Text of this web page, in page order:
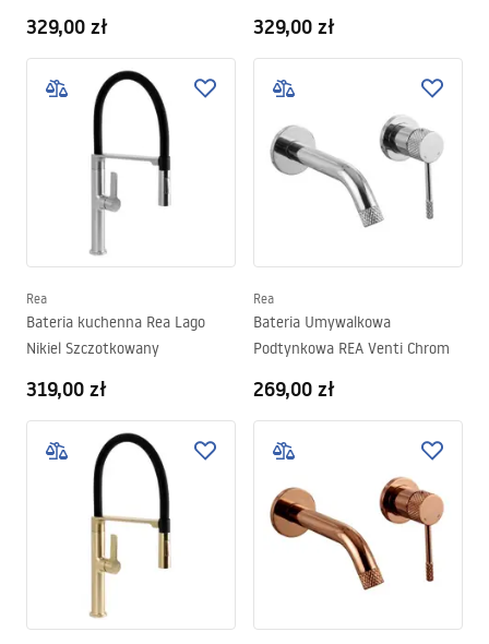
329,00 zł 329,00 zł
Rea
Bateria kuchenna Rea Lago
Nikiel Szczotkowany
319,00 zł
Rea
Bateria Umywalkowa
Podtynkowa REA Venti Chrom
269,00 zł